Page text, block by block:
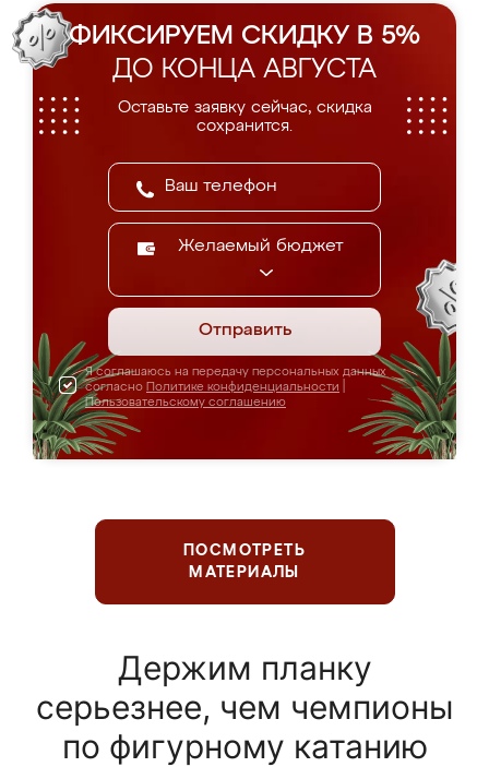
ФИКСИРУЕМ СКИДКУ В 5%
ДО КОНЦА АВГУСТА
Оставьте заявку сейчас, скидка
сохранится.
Желаемый бюджет
Отправить
Я соглашаюсь на передачу персональных данных
согласно Политике конфиденциальности
Пользовательскому соглашению
ПОСМОТРЕТЬ
МАТЕРИАЛЫ
Держим планку
серьезнее, чем чемпионы
по фигурному катанию